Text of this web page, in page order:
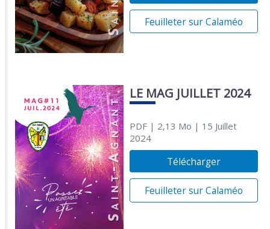
Feuilleter sur Calaméo
LE MAG JUILLET 2024
PDF| 2,13 Mo | 15 Juillet
2024
Télécharger
Feuilleter sur Calaméo